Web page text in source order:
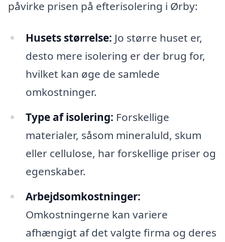
påvirke prisen på efterisolering i Ørby:
Husets størrelse: Jo større huset er,
desto mere isolering er der brug for,
hvilket kan øge de samlede
omkostninger.
Type af isolering: Forskellige
materialer, såsom mineraluld, skum
eller cellulose, har forskellige priser og
egenskaber.
Arbejdsomkostninger:
Omkostningerne kan variere
afhængigt af det valgte firma og deres